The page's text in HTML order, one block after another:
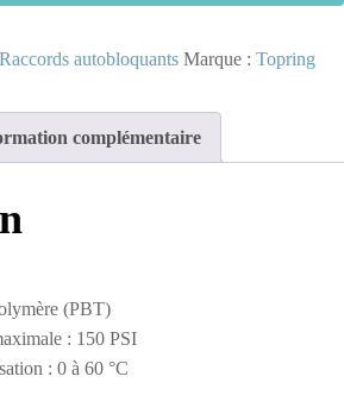
Raccords autobloquants Marque : Topring
complémentaire
(PBT)
: 150 PSI
: 0 à 60 °C